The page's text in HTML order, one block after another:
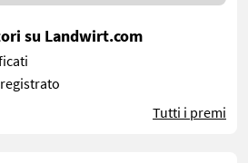
su Landwirt.com
Tutti i premi